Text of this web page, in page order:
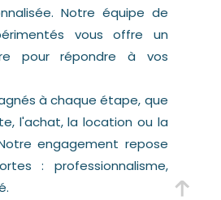
Notre équipe de
vous offre un
pour répondre à vos
à chaque étape, que
l'achat, la location ou la
engagement repose
: professionnalisme,